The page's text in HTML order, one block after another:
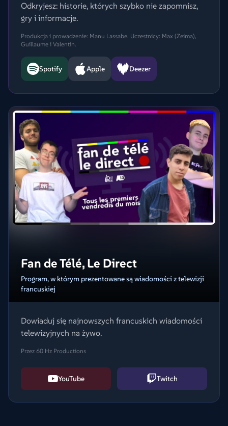
Odkryjesz: historie, których szybko nie zapomnisz,
gry i informacje.
Produkcja i prowadzenie: Manu Lassabe. Uczestnicy: Max (Zeima),
Guillaume i Valentin.
Spotify Apple Deezer
Fan de Télé, Le Direct
Program, w którym prezentowane są wiadomości z telewizji
francuskiej
Dowiaduj się najnowszych francuskich wiadomości
telewizyjnych na żywo.
Przez 60 Hz Productions
YouTube Twitch